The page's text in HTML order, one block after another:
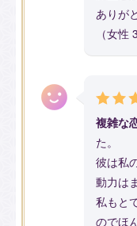
ありが
（女性
複雑な
た。
彼は私
動力は
私もと
のでほ